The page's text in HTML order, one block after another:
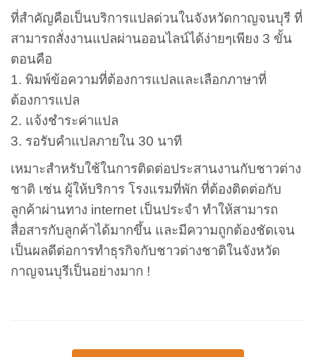
ที่สำคัญคือเป็นบริการแปลด่วนในจังหวัดกาญจนบุรี ที่
สามารถสั่งงานแปลผ่านออนไลน์ได้ง่ายๆเพียง 3 ขั้น
ตอนคือ
1. พิมพ์ข้อความที่ต้องการแปลและเลือกภาษาที่
ต้องการแปล
2. แจ้งชำระค่าแปล
3. รอรับคำแปลภายใน 30 นาที
เหมาะสำหรับใช้ในการติดต่อประสานงานกับชาวต่าง
ชาติ เช่น ผู้ให้บริการ โรงแรมที่พัก ที่ต้องติดต่อกับ
ลูกค้าผ่านทาง internet เป็นประจำ ทำให้สามารถ
สื่อสารกับลูกค้าได้มากขึ้น และมีความถูกต้องชัดเจน
เป็นผลดีต่อการทำธุรกิจกับชาวต่างชาติในจังหวัด
กาญจนบุรีเป็นอย่างมาก !